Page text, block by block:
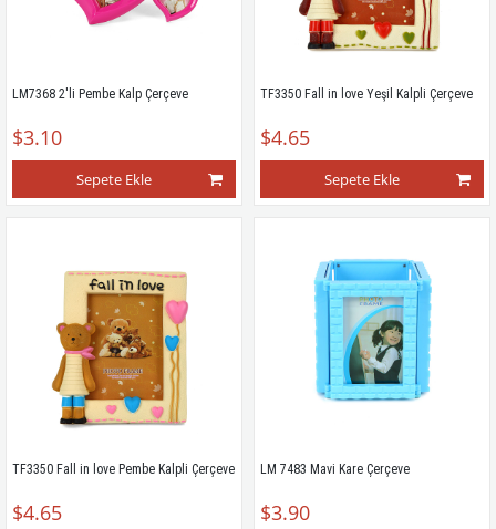
LM7368 2'li Pembe Kalp Çerçeve
$3.10
Sepete Ekle
TF3350 Fall in love Yeşil Kalpli Çerçeve
$4.65
Sepete Ekle
TF3350 Fall in love Pembe Kalpli Çerçeve
$4.65
LM 7483 Mavi Kare Çerçeve
$3.90